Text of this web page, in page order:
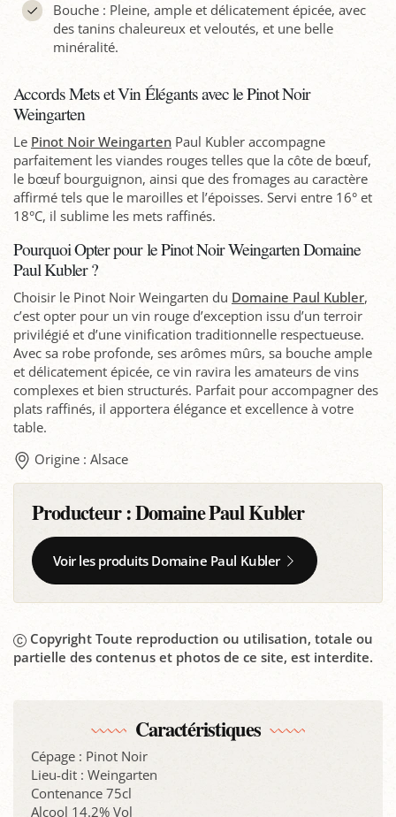
Bouche : Pleine, ample et délicatement épicée, avec
des tanins chaleureux et veloutés, et une belle
minéralité.
Accords Mets et Vin Élégants avec le Pinot Noir
Weingarten
Le Pinot Noir Weingarten Paul Kubler accompagne
parfaitement les viandes rouges telles que la côte de bœuf,
le bœuf bourguignon, ainsi que des fromages au caractère
affirmé tels que le maroilles et l’époisses. Servi entre 16° et
18°C, il sublime les mets raffinés.
Pourquoi Opter pour le Pinot Noir Weingarten Domaine
Paul Kubler ?
Choisir le Pinot Noir Weingarten du Domaine Paul Kubler,
c’est opter pour un vin rouge d’exception issu d’un terroir
privilégié et d’une vinification traditionnelle respectueuse.
Avec sa robe profonde, ses arômes mûrs, sa bouche ample
et délicatement épicée, ce vin ravira les amateurs de vins
complexes et bien structurés. Parfait pour accompagner des
plats raffinés, il apportera élégance et excellence à votre
table.
Origine : Alsace
Producteur :Domaine Paul Kubler
Voir les produits Domaine Paul Kubler
Copyright Toute reproduction ou utilisation, totale ou
partielle des contenus et photos de ce site, est interdite.
Caractéristiques
Cépage : Pinot Noir
Lieu-dit : Weingarten
Contenance 75cl
Alcool 14.2% Vol